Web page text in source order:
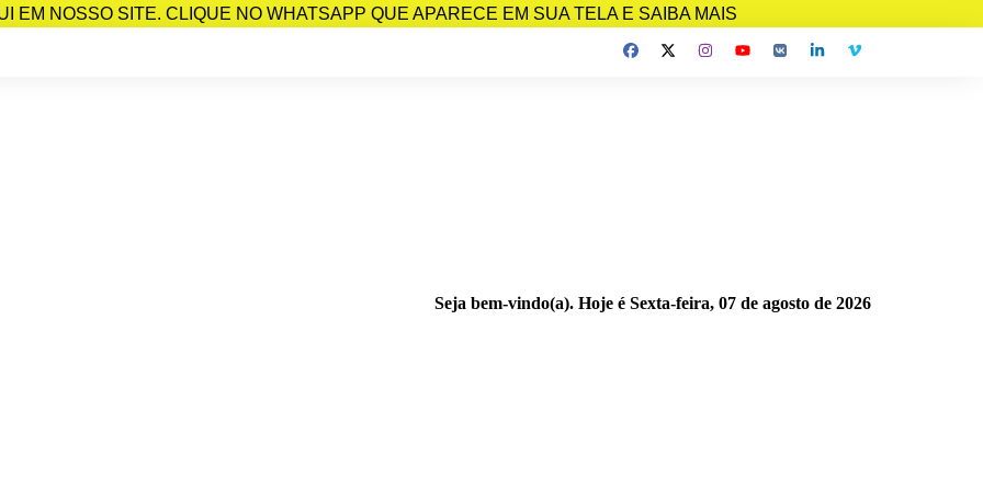
EM NOSSO SITE. CLIQUE NO WHATSAPP QUE APARECE EM SUA TELA E SAIBA MAIS
Seja bem-vindo(a). Hoje é Sexta-feira, 07 de agosto de 2026